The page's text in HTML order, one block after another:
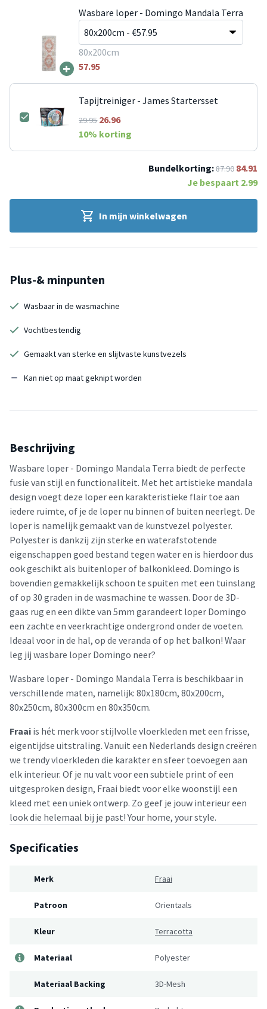
+
Wasbare loper - Domingo Mandala Terra
80x200cm
57.95
Tapijtreiniger - James Startersset
29.9526.96
10% korting
Bundelkorting:87.90 84.91
Je bespaart 2.99
In mijn winkelwagen
Plus-& minpunten
Wasbaar in de wasmachine
Vochtbestendig
Gemaakt van sterke en slijtvaste kunstvezels
Kan niet op maat geknipt worden
Beschrijving
Wasbare loper - Domingo Mandala Terra biedt de perfecte
fusie van stijl en functionaliteit. Met het artistieke mandala
design voegt deze loper een karakteristieke flair toe aan
iedere ruimte, of je de loper nu binnen of buiten neerlegt. De
loper is namelijk gemaakt van de kunstvezel polyester.
Polyester is dankzij zijn sterke en waterafstotende
eigenschappen goed bestand tegen water en is hierdoor dus
ook geschikt als buitenloper of balkonkleed. Domingo is
bovendien gemakkelijk schoon te spuiten met een tuinslang
of op 30 graden in de wasmachine te wassen. Door de 3D-
gaas rug en een dikte van 5mm garandeert loper Domingo
een zachte en veerkrachtige ondergrond onder de voeten.
Ideaal voor in de hal, op de veranda of op het balkon! Waar
leg jij wasbare loper Domingo neer?
Wasbare loper - Domingo Mandala Terra is beschikbaar in
verschillende maten, namelijk: 80x180cm, 80x200cm,
80x250cm, 80x300cm en 80x350cm.
Fraai is hét merk voor stijlvolle vloerkleden met een frisse,
eigentijdse uitstraling. Vanuit een Nederlands design creëren
we trendy vloerkleden die karakter en sfeer toevoegen aan
elk interieur. Of je nu valt voor een subtiele print of een
uitgesproken design, Fraai biedt voor elke woonstijl een
kleed met een uniek ontwerp. Zo geef je jouw interieur een
look die helemaal bij je past! Your home, your style.
Specificaties
Merk Fraai
Patroon Orientaals
Kleur Terracotta
Materiaal Polyester
Materiaal Backing 3D-Mesh